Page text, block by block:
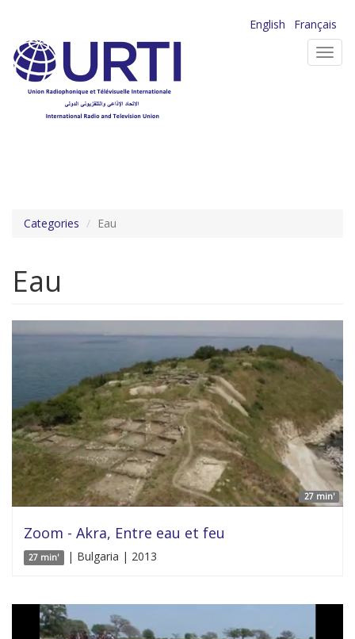
contenu
principal
English
Français
Categories Eau
Eau
27 min'
Zoom - Akra, Entre eau et feu
27 min' | Bulgaria | 2013